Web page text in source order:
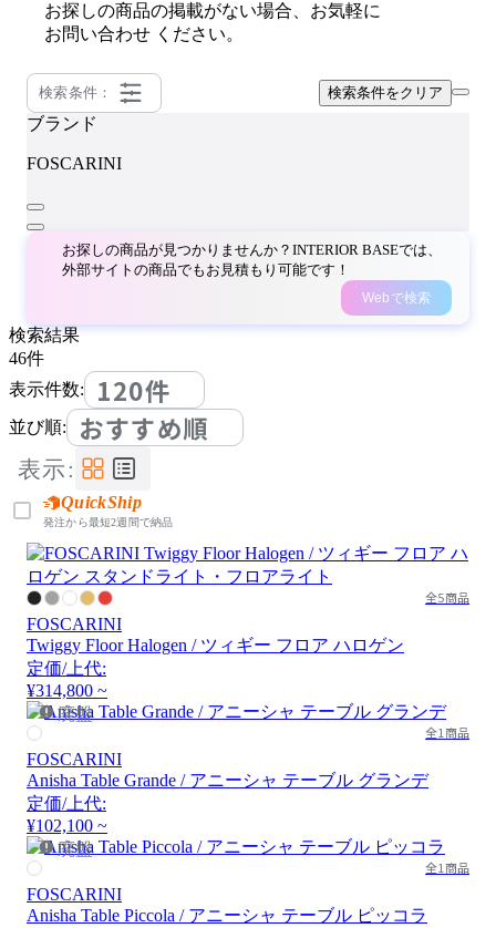
お探しの商品の掲載がない場合、お気軽に
お問い合わせ ください。
検索条件： 検索条件をクリア
ブランド
FOSCARINI
お探しの商品が見つかりませんか？INTERIOR BASEでは、
外部サイトの商品でもお見積もり可能です！
Webで検索
検索結果
46件
表示件数:
120件
並び順: おすすめ順
表示:
QuickShip
発注から最短2週間で納品
全5商品
FOSCARINI
Twiggy Floor Halogen / ツィギー フロア ハロゲン
定価/上代:
¥314,800 ~
廃盤
全1商品
FOSCARINI
Anisha Table Grande / アニーシャ テーブル グランデ
定価/上代:
¥102,100 ~
廃盤
全1商品
FOSCARINI
Anisha Table Piccola / アニーシャ テーブル ピッコラ